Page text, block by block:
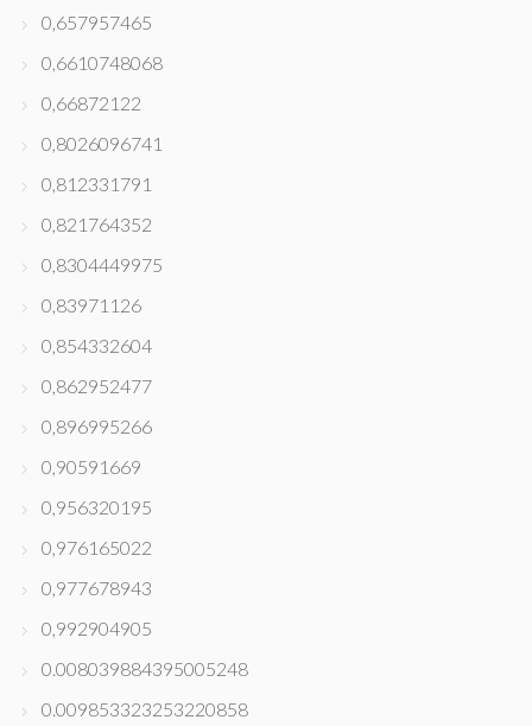
0,657957465
0,6610748068
0,66872122
0,8026096741
0,812331791
0,821764352
0,8304449975
0,83971126
0,854332604
0,862952477
0,896995266
0,90591669
0,956320195
0,976165022
0,977678943
0,992904905
0.008039884395005248
0.009853323253220858